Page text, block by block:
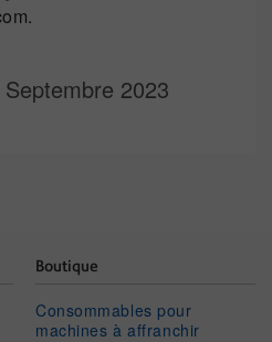
2023
Boutique
Consommables pour
machines à affranchir